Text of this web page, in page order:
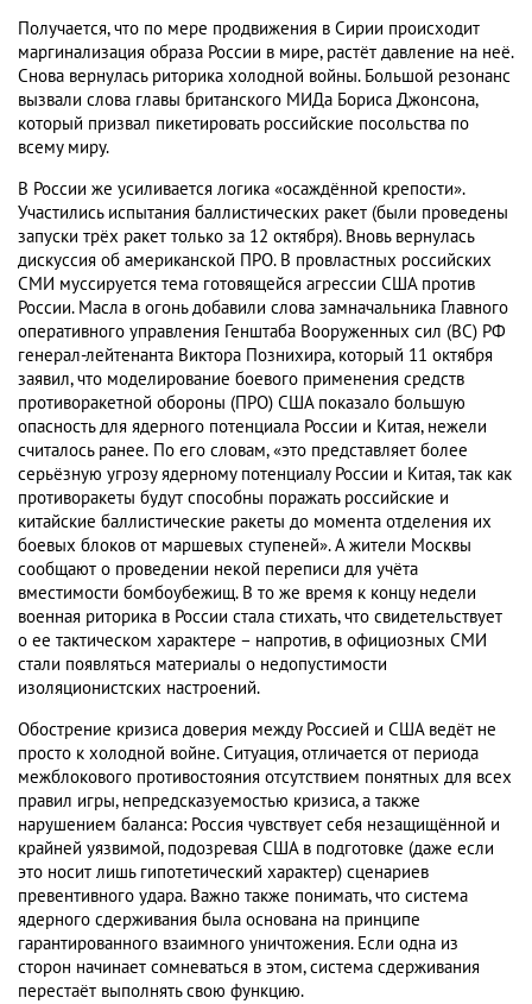
Получается, что по мере продвижения в Сирии происходит
маргинализация образа России в мире, растёт давление на неё.
Снова вернулась риторика холодной войны. Большой резонанс
вызвали слова главы британского МИДа Бориса Джонсона,
который призвал пикетировать российские посольства по
всему миру.
В России же усиливается логика «осаждённой крепости».
Участились испытания баллистических ракет (были проведены
запуски трёх ракет только за 12 октября). Вновь вернулась
дискуссия об американской ПРО. В провластных российских
СМИ муссируется тема готовящейся агрессии США против
России. Масла в огонь добавили слова замначальника Главного
оперативного управления Генштаба Вооруженных сил (ВС) РФ
генерал-лейтенанта Виктора Познихира, который 11 октября
заявил, что моделирование боевого применения средств
противоракетной обороны (ПРО) США показало большую
опасность для ядерного потенциала России и Китая, нежели
считалось ранее. По его словам, «это представляет более
серьёзную угрозу ядерному потенциалу России и Китая, так как
противоракеты будут способны поражать российские и
китайские баллистические ракеты до момента отделения их
боевых блоков от маршевых ступеней». А жители Москвы
сообщают о проведении некой переписи для учёта
вместимости бомбоубежищ. В то же время к концу недели
военная риторика в России стала стихать, что свидетельствует
о ее тактическом характере – напротив, в официозных СМИ
стали появляться материалы о недопустимости
изоляционистских настроений.
Обострение кризиса доверия между Россией и США ведёт не
просто к холодной войне. Ситуация, отличается от периода
межблокового противостояния отсутствием понятных для всех
правил игры, непредсказуемостью кризиса, а также
нарушением баланса: Россия чувствует себя незащищённой и
крайней уязвимой, подозревая США в подготовке (даже если
это носит лишь гипотетический характер) сценариев
превентивного удара. Важно также понимать, что система
ядерного сдерживания была основана на принципе
гарантированного взаимного уничтожения. Если одна из
сторон начинает сомневаться в этом, система сдерживания
перестаёт выполнять свою функцию.